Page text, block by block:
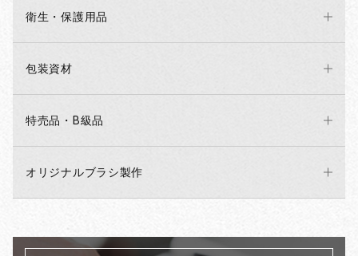
衛生・保護用品
包装資材
特売品・B級品
オリジナルブラシ製作